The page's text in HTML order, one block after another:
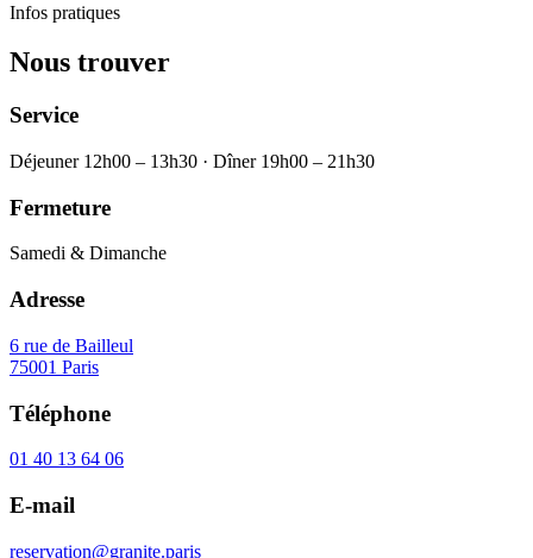
Infos pratiques
Nous trouver
Service
Déjeuner 12h00 – 13h30 · Dîner 19h00 – 21h30
Fermeture
Samedi & Dimanche
Adresse
6 rue de Bailleul
75001 Paris
Téléphone
01 40 13 64 06
E-mail
reservation@granite.paris